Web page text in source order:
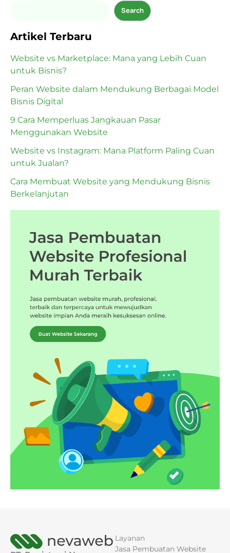
Search
Artikel Terbaru
Website vs Marketplace: Mana yang Lebih Cuan
untuk Bisnis?
Peran Website dalam Mendukung Berbagai Model
Bisnis Digital
9 Cara Memperluas Jangkauan Pasar
Menggunakan Website
Website vs Instagram: Mana Platform Paling Cuan
untuk Jualan?
Cara Membuat Website yang Mendukung Bisnis
Berkelanjutan
Layanan
Jasa Pembuatan Website